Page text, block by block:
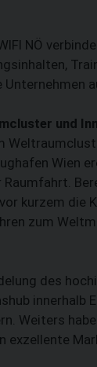
NÖ
und
Wien
kurzem die
zum
des
innerhalb
Weiters
exzellente